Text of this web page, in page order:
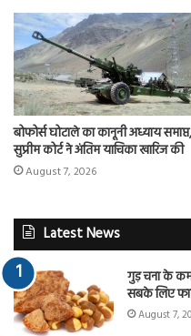
बोफोर्स घोटाले का कानूनी अध्याय समाप्त,
सुप्रीम कोर्ट ने अंतिम याचिका खारिज की
August 7, 2026
Latest News
गुड़ चना के
सबके लिए
August 7,